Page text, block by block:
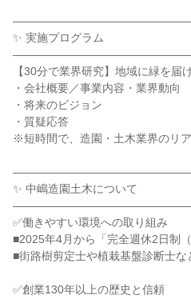
✨ 実施プログラム
【30分で業界研究】地域に緑を届
・会社概要／事業内容・業界動向
・将来のビジョン
・質疑応答
※短時間で、造園・土木業界のリ
✨ 中嶋造園土木について
✅働きやすい環境への取り組み
■2025年4月から「完全週休2日制
■街路樹剪定士や植栽基盤診断士な
✅創業130年以上の歴史と信頼